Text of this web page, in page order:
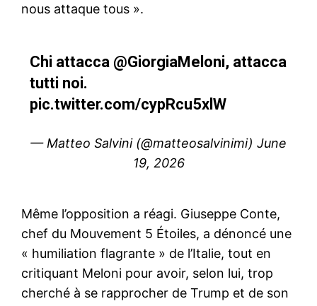
nous attaque tous ».
Chi attacca @GiorgiaMeloni, attacca
tutti noi.
pic.twitter.com/cypRcu5xlW
— Matteo Salvini (@matteosalvinimi) June
19, 2026
Même l’opposition a réagi. Giuseppe Conte,
chef du Mouvement 5 Étoiles, a dénoncé une
« humiliation flagrante » de l’Italie, tout en
critiquant Meloni pour avoir, selon lui, trop
cherché à se rapprocher de Trump et de son